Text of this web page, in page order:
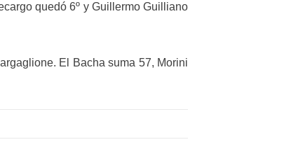
quedó 6º y Guillermo Guilliano
El Bacha suma 57, Morini